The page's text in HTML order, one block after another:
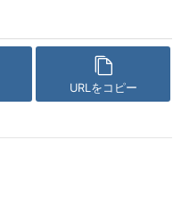
URLをコピー